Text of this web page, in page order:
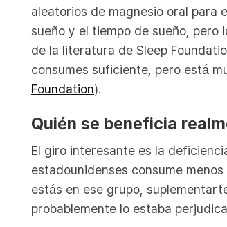
aleatorios de magnesio oral para
sueño y el tiempo de sueño, pero
de la literatura de Sleep
consumes suficiente, pero está
Foundation).
Quién se beneficia
El giro interesante es la
estadounidenses consume
estás en ese grupo,
probablemente lo estaba